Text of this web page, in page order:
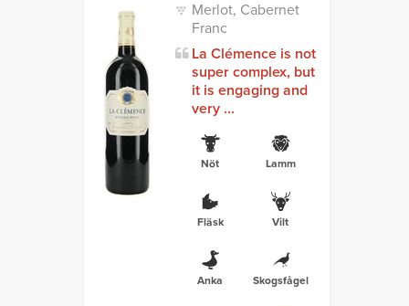
Merlot, Cabernet
Franc
La Clémence is not
super complex, but
it is engaging and
very ...
Nöt Lamm
Fläsk Vilt
Anka Skogsfågel